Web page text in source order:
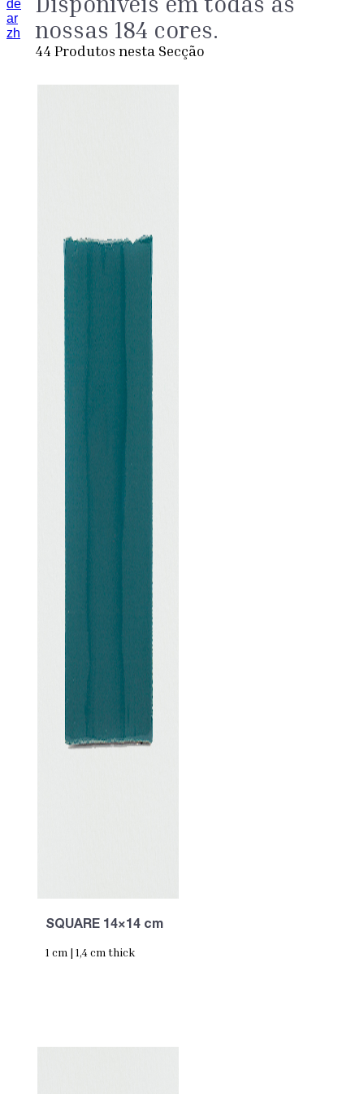
de
ar
zh
nossas 184 cores.
44 Produtos nesta Secção
SQUARE 14×14 cm
1 cm | 1,4 cm thick